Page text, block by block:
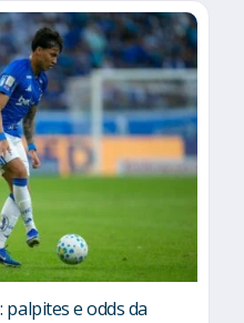
palpites e odds da